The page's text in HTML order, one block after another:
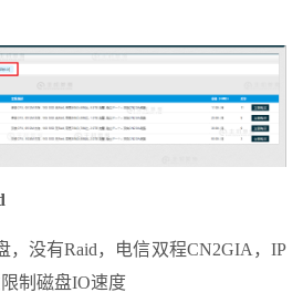
，没有Raid，电信双程CN2GIA，IP
制磁盘IO速度